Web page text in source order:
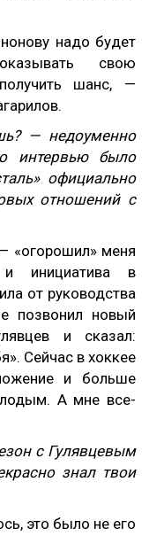
надо будет
свою
шанс, —
— недоуменно
интервью было
официально
отношений с
«огорошил» меня
инициатива в
от руководства
позвонил новый
и сказал:
Сейчас в хоккее
и больше
А мне все-
с Гулявцевым
знал твои
это было не его